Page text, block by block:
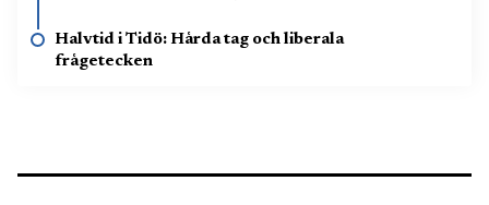
Halvtid i Tidö: Hårda tag och liberala
frågetecken